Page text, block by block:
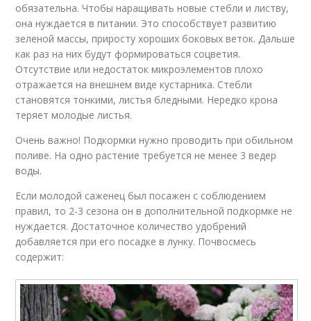
обязательна. Чтобы наращивать новые стебли и листву,
она нуждается в питании. Это способствует развитию
зеленой массы, приросту хороших боковых веток. Дальше
как раз на них будут формироваться соцветия.
Отсутствие или недостаток микроэлементов плохо
отражается на внешнем виде кустарника. Стебли
становятся тонкими, листья бледными. Нередко крона
теряет молодые листья.
Очень важно! Подкормки нужно проводить при обильном
поливе. На одно растение требуется не менее 3 ведер
воды.
Если молодой саженец был посажен с соблюдением
правил, то 2-3 сезона он в дополнительной подкормке не
нуждается. Достаточное количество удобрений
добавляется при его посадке в лунку. Почвосмесь
содержит: